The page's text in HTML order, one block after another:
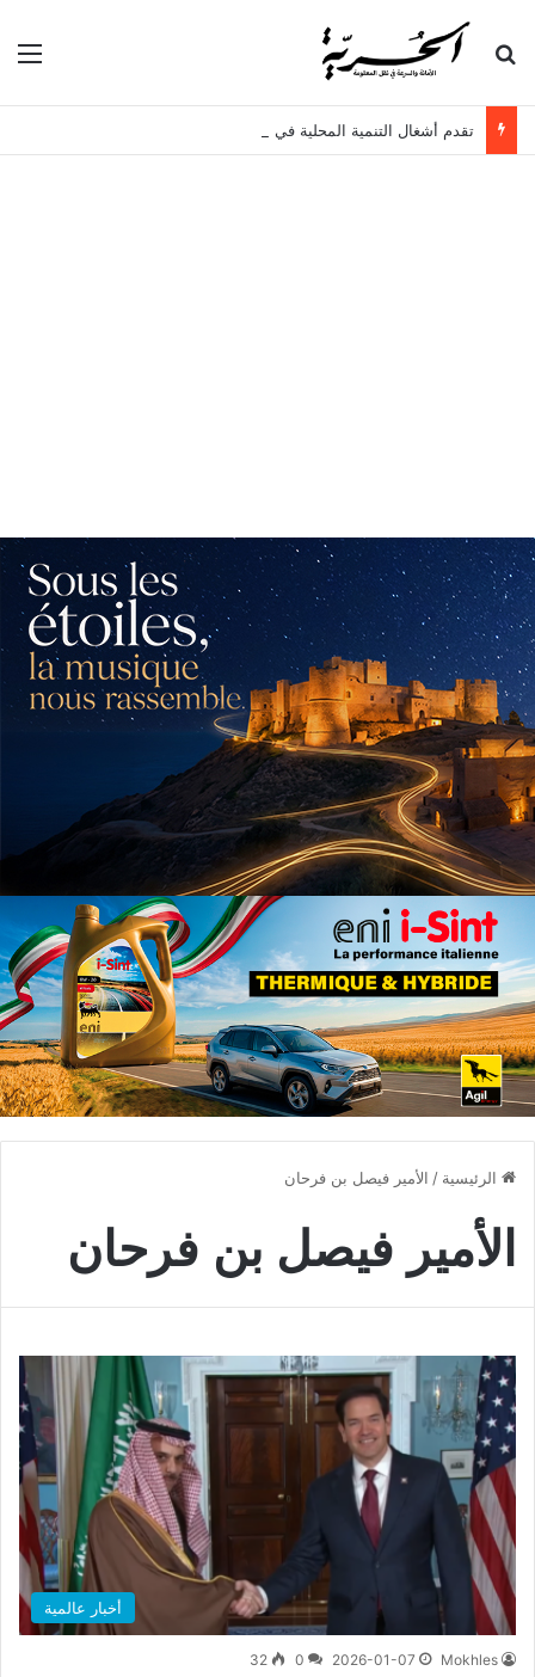
بحث عن
تقدم أشغال التنمية المحلية في سيدي حسين
الرئيسية / الأمير فيصل بن فرحان
الأمير فيصل بن فرحان
أخبار عالمية
Mokhles
2026-01-07
0
32